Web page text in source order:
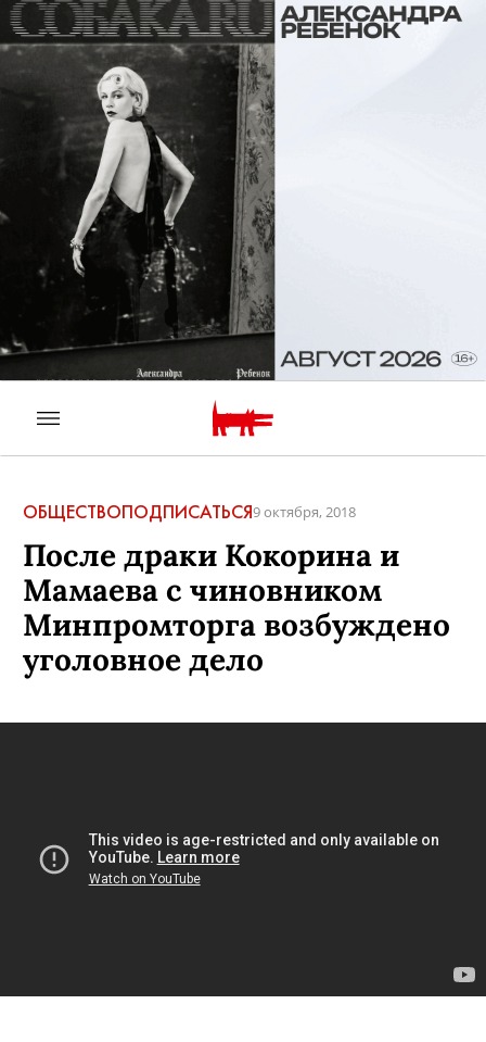
ОБЩЕСТВОПОДПИСАТЬСЯ9 октября, 2018
После драки Кокорина и
Мамаева с чиновником
Минпромторга возбуждено
уголовное дело